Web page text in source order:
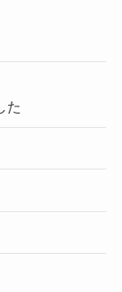
た